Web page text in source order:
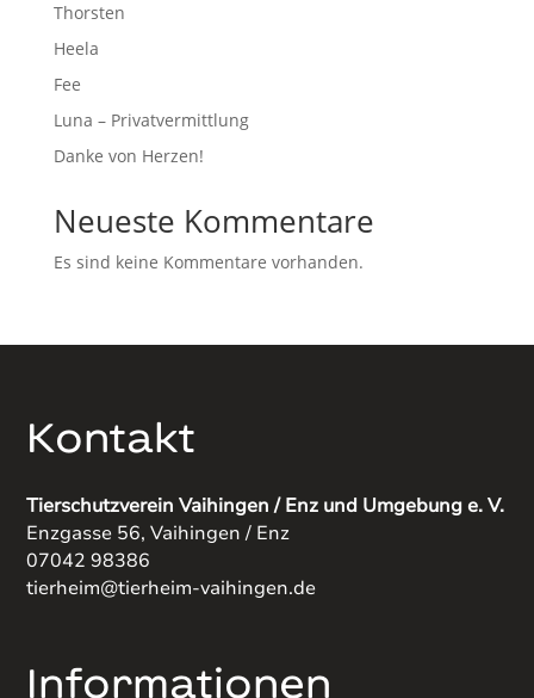
Thorsten
Heela
Fee
Luna – Privatvermittlung
Danke von Herzen!
Neueste Kommentare
Es sind keine Kommentare vorhanden.
Kontakt
Tierschutzverein Vaihingen / Enz und Umgebung e. V.
Enzgasse 56, Vaihingen / Enz
07042 98386
tierheim@tierheim-vaihingen.de
Informationen